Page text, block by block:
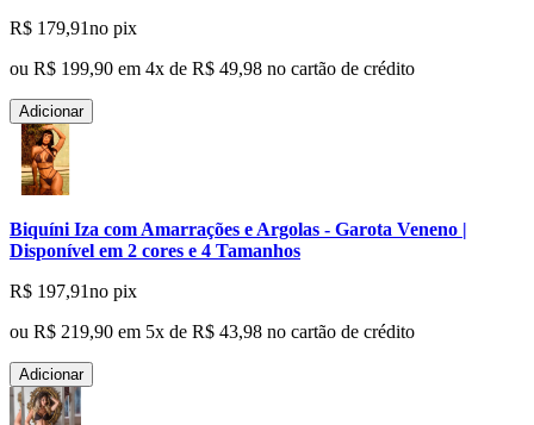
R$ 179,91no pix
ou R$ 199,90 em 4x de R$ 49,98 no cartão de crédito
Adicionar
Biquíni Iza com Amarrações e Argolas - Garota Veneno |
Disponível em 2 cores e 4 Tamanhos
R$ 197,91no pix
ou R$ 219,90 em 5x de R$ 43,98 no cartão de crédito
Adicionar